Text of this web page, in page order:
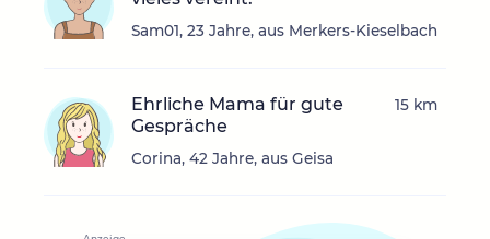
Sam01, 23 Jahre, aus Merkers-Kieselbach
Ehrliche Mama für gute
Gespräche
Corina, 42 Jahre, aus Geisa
15 km